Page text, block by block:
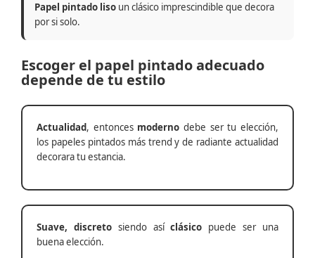
Papel pintado liso un clásico imprescindible que decora
por si solo.
Escoger el papel pintado adecuado
depende de tu estilo
Actualidad, entonces moderno debe ser tu elección,
los papeles pintados más trend y de radiante actualidad
decorara tu estancia.
Suave, discretosiendo asíclásico puede ser una
buena elección.